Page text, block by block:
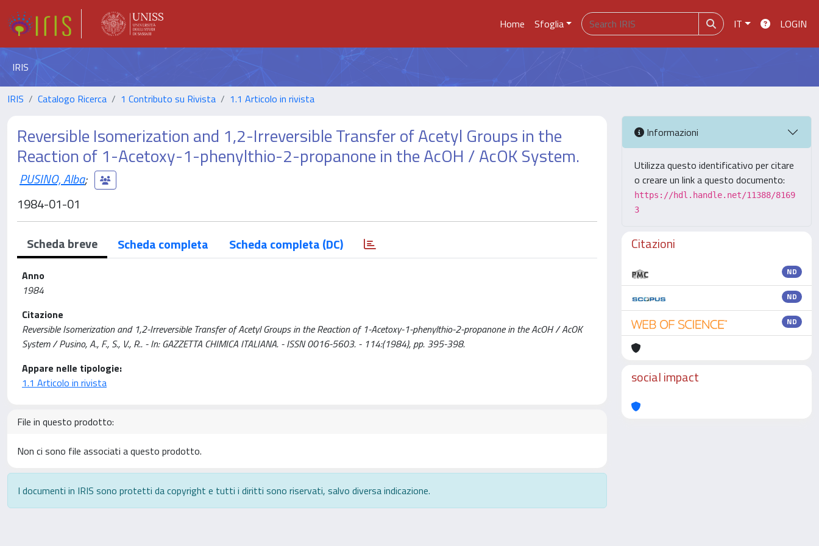
Home Sfoglia IT LOGIN
IRIS
IRIS Catalogo Ricerca 1 Contributo su Rivista 1.1 Articolo in rivista
Reversible Isomerization and 1,2-Irreversible Transfer of Acetyl Groups in the
Reaction of 1-Acetoxy-1-phenylthio-2-propanone in the AcOH / AcOK System.
PUSINO, Alba;
1984-01-01
Scheda breve Scheda completa Scheda completa (DC)
Anno
1984
Citazione
Reversible Isomerization and 1,2-Irreversible Transfer of Acetyl Groups in the Reaction of 1-Acetoxy-1-phenylthio-2-propanone in the AcOH / AcOK
System / Pusino, A., F., S., V., R.. - In: GAZZETTA CHIMICA ITALIANA. - ISSN 0016-5603. - 114:(1984), pp. 395-398.
Appare nelle tipologie:
1.1 Articolo in rivista
File in questo prodotto:
Non ci sono file associati a questo prodotto.
I documenti in IRIS sono protetti da copyright e tutti i diritti sono riservati, salvo diversa indicazione.
Informazioni
Utilizza questo identificativo per citare
o creare un link a questo documento:
https://hdl.handle.net/11388/8169
3
Citazioni
ND
ND
ND
social impact